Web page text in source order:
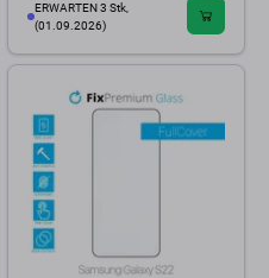
ERWARTEN 3 Stk,
(01.09.2026)